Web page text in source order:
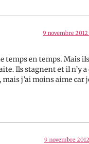
9 novembre
temps en temps. Mais
Ils stagnent et il n’y a
mais j’ai moins aime car
9 novembre